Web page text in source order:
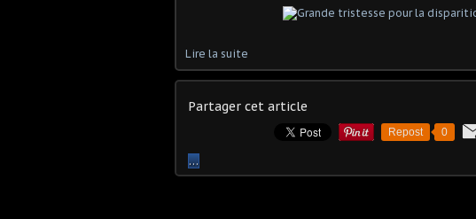
Lire la suite
Partager cet article
Repost 0
…